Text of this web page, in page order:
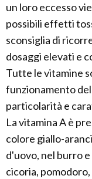
un loro eccesso
possibili effetti
sconsiglia di
dosaggi elevati e
Tutte le vitamine
funzionamento
particolarità e
La vitamina A è
colore giallo-
d'uovo, nel burro
cicoria,